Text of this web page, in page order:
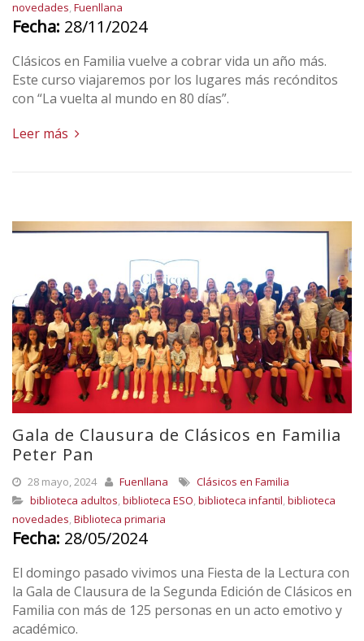
novedades, Fuenllana
Fecha: 28/11/2024
Clásicos en Familia vuelve a cobrar vida un año más.
Este curso viajaremos por los lugares más recónditos
con “La vuelta al mundo en 80 días”.
Leer más
Gala de Clausura de Clásicos en Familia
Peter Pan
28 mayo, 2024 Fuenllana
Clásicos en Familia
biblioteca adultos, biblioteca ESO, biblioteca infantil, biblioteca
novedades, Biblioteca primaria
Fecha: 28/05/2024
El domingo pasado vivimos una Fiesta de la Lectura con
la Gala de Clausura de la Segunda Edición de Clásicos en
Familia con más de 125 personas en un acto emotivo y
académico.